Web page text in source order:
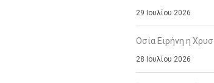
29 Ιουλίου 2026
Οσία Ειρήνη η
28 Ιουλίου 2026